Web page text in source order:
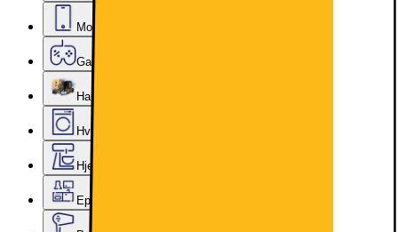
Mobil, Tablet & Smartwatch
Gaming
Hardware
Hvidevarer
Hjem, Rengøring & Køkkenudstyr
Epoq køkken & bryggers